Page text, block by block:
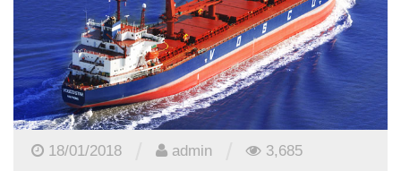
18/01/2018 admin 3,685